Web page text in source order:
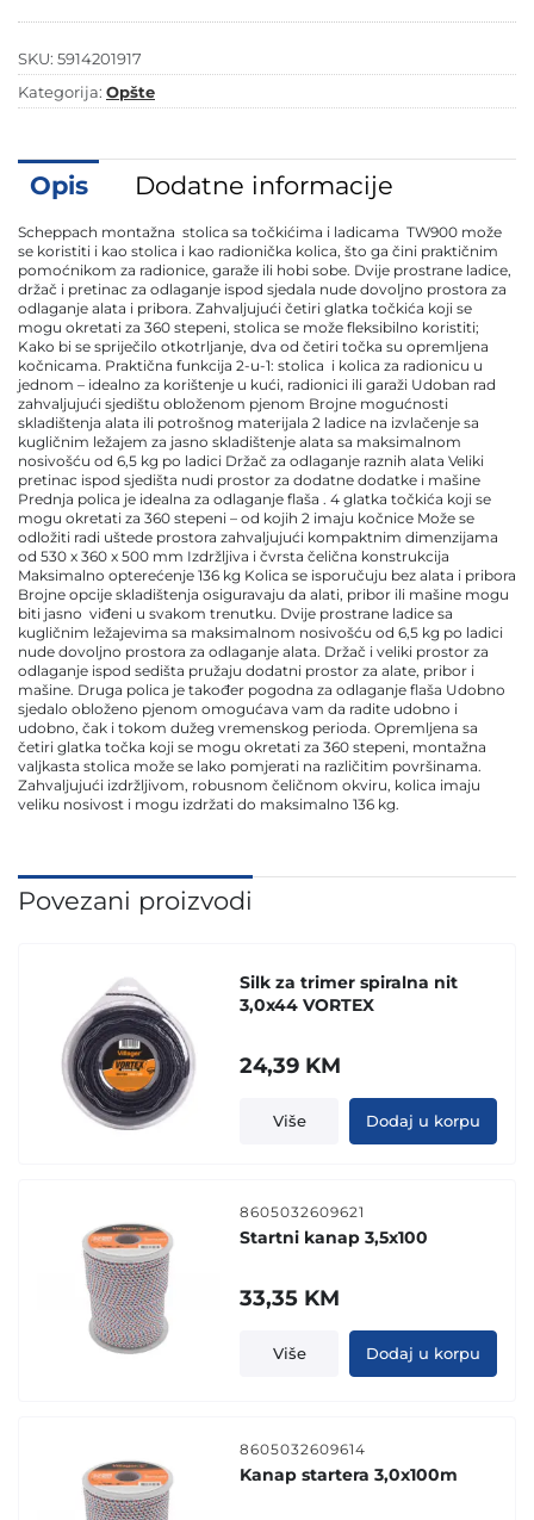
2u1
količina
SKU: 5914201917
Kategorija: Opšte
Opis Dodatne informacije
Scheppach montažna stolica sa točkićima i ladicama TW900 može
se koristiti i kao stolica i kao radionička kolica, što ga čini praktičnim
pomoćnikom za radionice, garaže ili hobi sobe. Dvije prostrane ladice,
držač i pretinac za odlaganje ispod sjedala nude dovoljno prostora za
odlaganje alata i pribora. Zahvaljujući četiri glatka točkića koji se
mogu okretati za 360 stepeni, stolica se može fleksibilno koristiti;
Kako bi se spriječilo otkotrljanje, dva od četiri točka su opremljena
kočnicama. Praktična funkcija 2-u-1: stolica i kolica za radionicu u
jednom – idealno za korištenje u kući, radionici ili garaži Udoban rad
zahvaljujući sjedištu obloženom pjenom Brojne mogućnosti
skladištenja alata ili potrošnog materijala 2 ladice na izvlačenje sa
kugličnim ležajem za jasno skladištenje alata sa maksimalnom
nosivošću od 6,5 kg po ladici Držač za odlaganje raznih alata Veliki
pretinac ispod sjedišta nudi prostor za dodatne dodatke i mašine
Prednja polica je idealna za odlaganje flaša . 4 glatka točkića koji se
mogu okretati za 360 stepeni – od kojih 2 imaju kočnice Može se
odložiti radi uštede prostora zahvaljujući kompaktnim dimenzijama
od 530 x 360 x 500 mm Izdržljiva i čvrsta čelična konstrukcija
Maksimalno opterećenje 136 kg Kolica se isporučuju bez alata i pribora
Brojne opcije skladištenja osiguravaju da alati, pribor ili mašine mogu
biti jasno viđeni u svakom trenutku. Dvije prostrane ladice sa
kugličnim ležajevima sa maksimalnom nosivošću od 6,5 kg po ladici
nude dovoljno prostora za odlaganje alata. Držač i veliki prostor za
odlaganje ispod sedišta pružaju dodatni prostor za alate, pribor i
mašine. Druga polica je također pogodna za odlaganje flaša Udobno
sjedalo obloženo pjenom omogućava vam da radite udobno i
udobno, čak i tokom dužeg vremenskog perioda. Opremljena sa
četiri glatka točka koji se mogu okretati za 360 stepeni, montažna
valjkasta stolica može se lako pomjerati na različitim površinama.
Zahvaljujući izdržljivom, robusnom čeličnom okviru, kolica imaju
veliku nosivost i mogu izdržati do maksimalno 136 kg.
Povezani proizvodi
Silk za trimer spiralna nit
3,0x44 VORTEX
24,39 KM
Više Dodaj u korpu
8605032609621
Startni kanap 3,5x100
33,35 KM
Više Dodaj u korpu
8605032609614
Kanap startera 3,0x100m